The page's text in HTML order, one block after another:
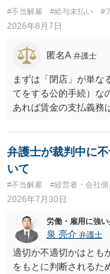
#不当解雇 #給与未払い #
2026年8月7日
匿名A 弁護士
まずは「閉店」が単な
てをする公的手続）な
あれば賃金の支払義務
しいかもしれませんが
支払われます。ただし
に、「独立行政法人労
の立替事業を行ってい
談コーナー＞ TEL
7:00 に相談してみて
方がいれば一緒に相談
弁護士が裁判中に
いて
#不当解雇 #経営者・会社側
2026年7月30日
労働・雇用に強
泉 亮介 弁護士
適切か不適切かはとも
をもとに判断されるた